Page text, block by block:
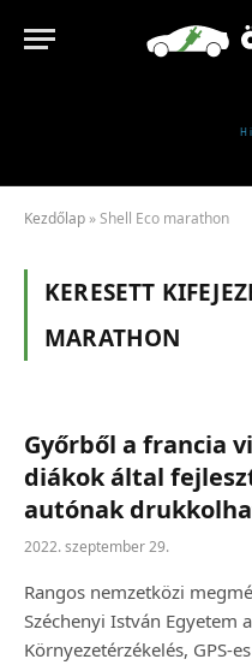
Kezdőlap »Shell Eco marathon
KERESETT
MARATHON
Győrből a francia
diákok által
autónak
2022. szeptember 29.
Rangos nemzetközi
Széchenyi István Egyetem
Környezetérzékelés, GPS-